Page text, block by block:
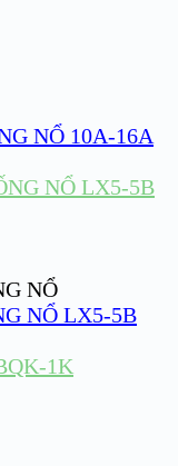
NỔ 10A-16A
NỔ
NỔ LX5-5B